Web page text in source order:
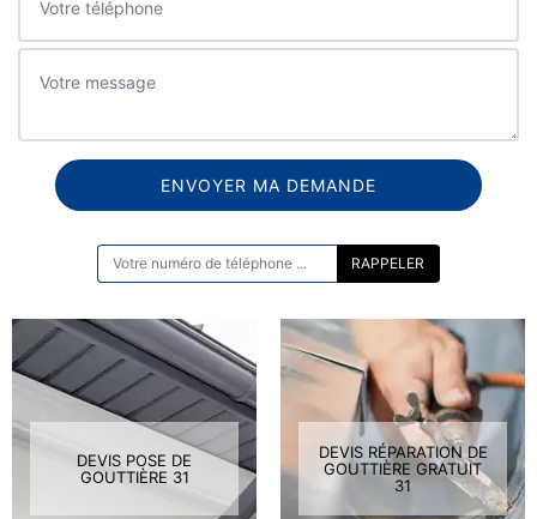
DEVIS POSE DE
GOUTTIÈRE 31
DEVIS RÉPARATION DE
GOUTTIÈRE GRATUIT
31